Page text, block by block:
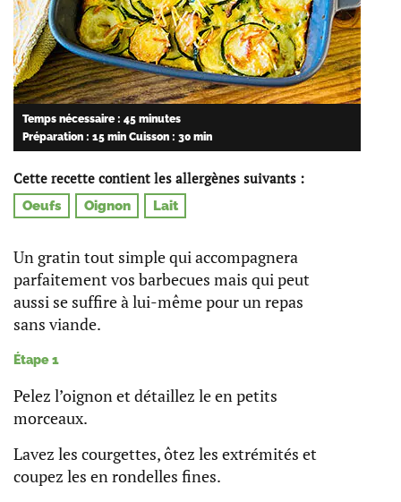
Temps nécessaire : 45 minutes
Préparation : 15 min Cuisson : 30 min
Cette recette contient les allergènes suivants :
Oeufs Oignon Lait
Un gratin tout simple qui accompagnera
parfaitement vos barbecues mais qui peut
aussi se suffire à lui-même pour un repas
sans viande.
Étape 1
Pelez l’oignon et détaillez le en petits
morceaux.
Lavez les courgettes, ôtez les extrémités et
coupez les en rondelles fines.